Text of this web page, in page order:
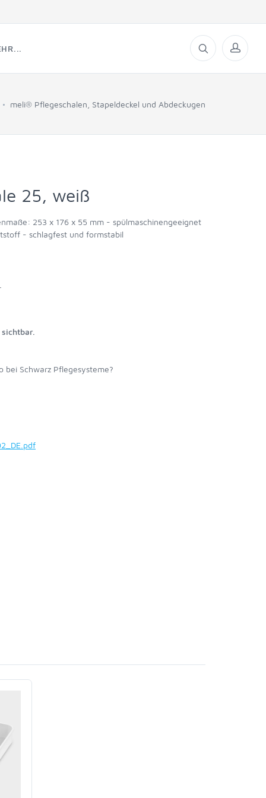
meli® Pflegeschalen, Stapeldeckel und Abdeckugen
25, weiß
253 x 176 x 55 mm - spülmaschinengeeignet
- schlagfest und formstabil
bei Schwarz Pflegesysteme?